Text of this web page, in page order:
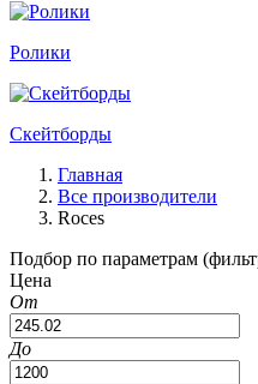
Ролики
Скейтборды
Главная
Все производители
Roces
Подбор по параметрам
Цена
От
До